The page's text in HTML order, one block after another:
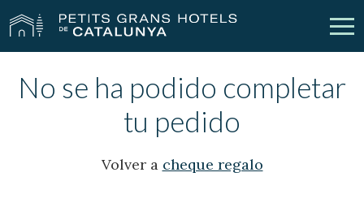
Nuestros Hoteles Escapadas
Cheques Regalo Descubre Catalunya
No se ha podido completar
tu pedido
Volver a cheque regalo